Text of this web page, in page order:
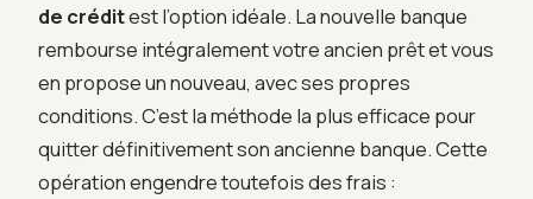
de créditest l’option idéale. La nouvelle banque
rembourse intégralement votre ancien prêt et vous
en propose un nouveau, avec ses propres
conditions. C’est la méthode la plus efficace pour
quitter définitivement son ancienne banque. Cette
opération engendre toutefois des frais :